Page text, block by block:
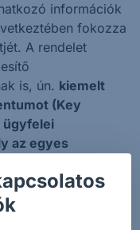
információk
fokozza
A rendelet
is, ún. kiemelt
(Key
ügyfelei
az egyes
tartalmazza.